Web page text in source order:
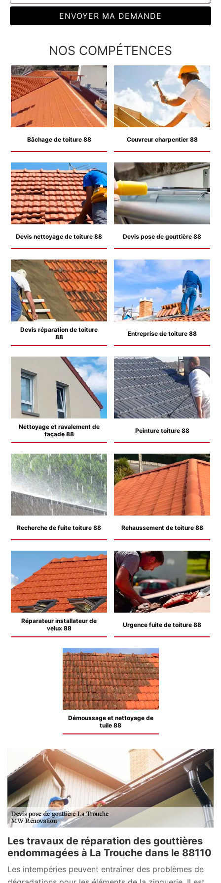
NOS COMPÉTENCES
Bâchage de toiture 88 Couvreur charpentier 88
Devis nettoyage de toiture 88 Devis pose de gouttière 88
Devis réparation de toiture
88
Entreprise de toiture 88
Nettoyage et ravalement de
façade 88
Peinture toiture 88
Recherche de fuite toiture 88 Rehaussement de toiture 88
Réparateur installateur de
velux 88
Urgence fuite de toiture 88
Démoussage et nettoyage de
tuile 88
Les travaux de réparation des gouttières
endommagées à La Trouche dans le 88110
Les intempéries peuvent entraîner des problèmes de